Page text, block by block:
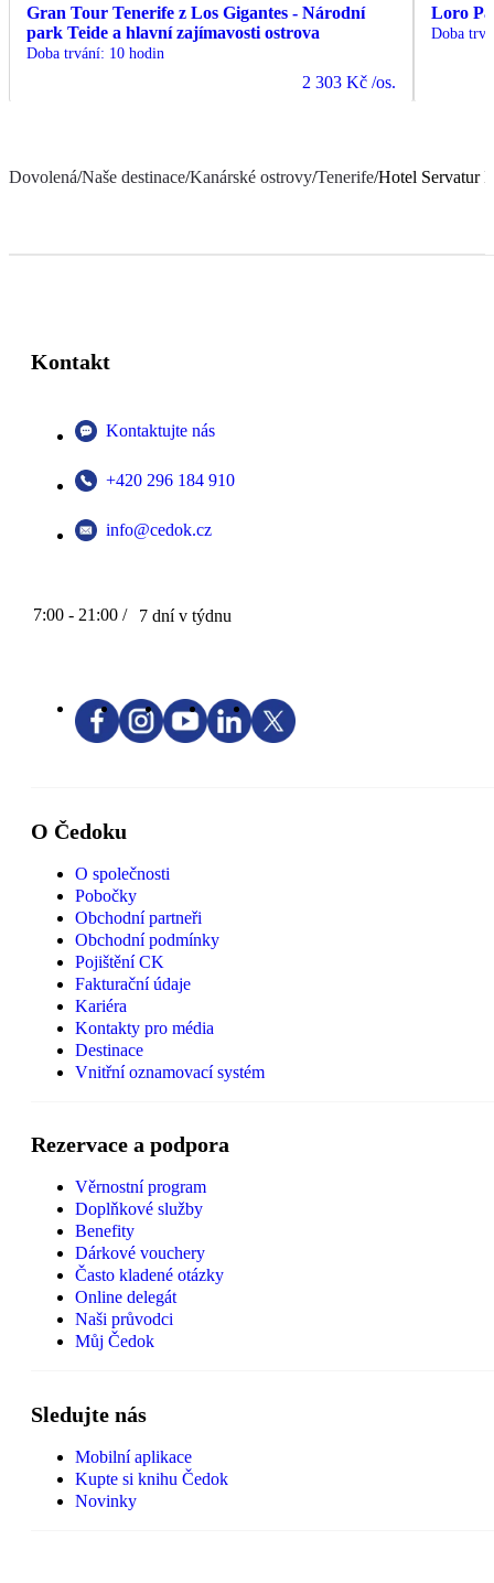
Gran Tour Tenerife z Los Gigantes - Národní
park Teide a hlavní zajímavosti ostrova
Doba trvání: 10 hodin
2 303 Kč /os.
Loro
Doba
Dovolená/Naše destinace/Kanárské ostrovy/Tenerife/Hotel Servatur
Kontakt
Kontaktujte nás
+420 296 184 910
info@cedok.cz
7:00 - 21:00 / 7 dní v týdnu
O Čedoku
O společnosti
Pobočky
Obchodní partneři
Obchodní podmínky
Pojištění CK
Fakturační údaje
Kariéra
Kontakty pro média
Destinace
Vnitřní oznamovací systém
Rezervace a podpora
Věrnostní program
Doplňkové služby
Benefity
Dárkové vouchery
Často kladené otázky
Online delegát
Naši průvodci
Můj Čedok
Sledujte nás
Mobilní aplikace
Kupte si knihu Čedok
Novinky